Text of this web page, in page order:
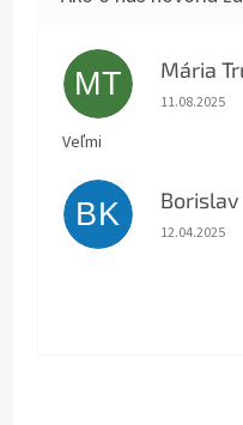
MT Mária
11.08.2025
Veľmi
BK
12.04.2025